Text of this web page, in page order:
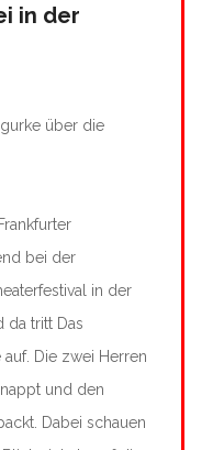
in der
über die
bei der
in der
da tritt Das
auf. Die zwei Herren
und den
Dabei schauen